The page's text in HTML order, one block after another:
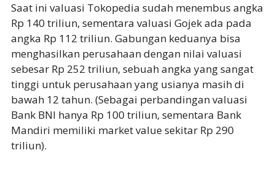
Saat ini valuasi Tokopedia sudah menembus angka
Rp 140 triliun, sementara valuasi Gojek ada pada
angka Rp 112 triliun. Gabungan keduanya bisa
menghasilkan perusahaan dengan nilai valuasi
sebesar Rp 252 triliun, sebuah angka yang sangat
tinggi untuk perusahaan yang usianya masih di
bawah 12 tahun. (Sebagai perbandingan valuasi
Bank BNI hanya Rp 100 triliun, sementara Bank
Mandiri memiliki market value sekitar Rp 290
triliun).